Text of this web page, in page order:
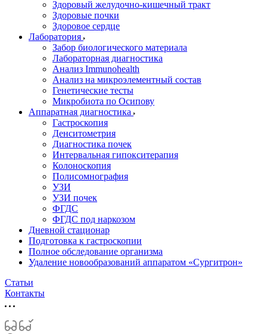
Здоровый желудочно-кишечный тракт
Здоровые почки
Здоровое сердце
Лаборатория
Забор биологического материала
Лабораторная диагностика
Анализ Immunohealth
Анализ на микроэлементный состав
Генетические тесты
Микробиота по Осипову
Аппаратная диагностика
Гастроскопия
Денситометрия
Диагностика почек
Интервальная гипокситерапия
Колоноскопия
Полисомнография
УЗИ
УЗИ почек
ФГДС
ФГДС под наркозом
Дневной стационар
Подготовка к гастроскопии
Полное обследование организма
Удаление новообразований аппаратом «Сургитрон»‎
Статьи
Контакты